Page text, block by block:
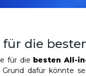
für die
für die besten All-
Grund dafür könnte